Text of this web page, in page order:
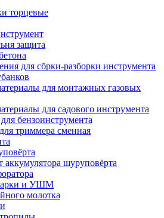
торцевые
защита
для сбрки-разборки инструмента
для монтажных газовых
для садового инструмента
бензоинструмента
триммера сменная
аккумулятора шуруповёрта
и УШМ
молотка